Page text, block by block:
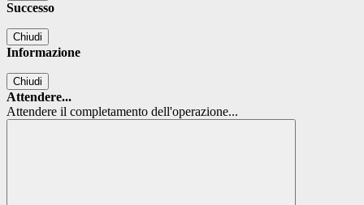
Successo
Chiudi
Informazione
Chiudi
Attendere...
Attendere il completamento dell'operazione...